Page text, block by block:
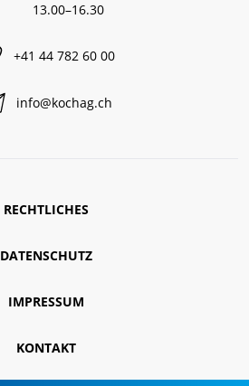
13.00–16.30
+41 44 782 60 00
info@kochag.ch
RECHTLICHES
DATENSCHUTZ
IMPRESSUM
KONTAKT